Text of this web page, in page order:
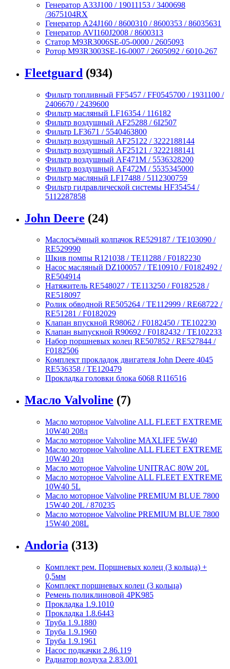
Генератор A33J100 / 19011153 / 3400698
/3675104RX
Генератор A24J160 / 8600310 / 8600353 / 86035631
Генератор AVI160J2008 / 8600313
Статор M93R3006SE-05-0000 / 2605093
Ротор M93R3003SE-16-0007 / 2605092 / 6010-267
Fleetguard (934)
Фильтр топливный FF5457 / FF0545700 / 1931100 /
2406670 / 2439600
Фильтр масляный LF16354 / 116182
Фильтр воздушный AF25288 / 6I2507
Фильтр LF3671 / 5540463800
Фильтр воздушный AF25122 / 3222188144
Фильтр воздушный AF25121 / 3222188141
Фильтр воздушный AF471M / 5536328200
Фильтр воздушный AF472M / 5535345000
Фильтр масляный LF17488 / 5112300759
Фильтр гидравлической системы HF35454 /
5112287858
John Deere (24)
Маслосъёмный колпачок RE529187 / TE103090 /
RE529990
Шкив помпы R121038 / TE11288 / F0182230
Насос масляный DZ100057 / TE10910 / F0182492 /
RE504914
Натяжитель RE548027 / TE113250 / F0182528 /
RE518097
Ролик обводной RE505264 / TE112999 / RE68722 /
RE51281 / F0182029
Клапан впускной R98062 / F0182450 / TE102230
Клапан выпускной R90692 / F0182432 / TE102233
Набор поршневых колец RE507852 / RE527844 /
F0182506
Комплект прокладок двигателя John Deere 4045
RE536358 / TE120479
Прокладка головки блока 6068 R116516
Масло Valvoline (7)
Масло моторное Valvoline ALL FLEET EXTREME
10W40 208л
Масло моторное Valvoline MAXLIFE 5W40
Масло моторное Valvoline ALL FLEET EXTREME
10W40 20л
Масло моторное Valvoline UNITRAC 80W 20L
Масло моторное Valvoline ALL FLEET EXTREME
10W40 5L
Масло моторное Valvoline PREMIUM BLUE 7800
15W40 20L / 870235
Масло моторное Valvoline PREMIUM BLUE 7800
15W40 208L
Andoria (313)
Комплект рем. Поршневых колец (3 кольца) +
0,5мм
Комплект поршневых колец (3 кольца)
Ремень поликлиновой 4PK985
Прокладка 1.9.1010
Прокладка 1.8.6443
Труба 1.9.1880
Труба 1.9.1960
Труба 1.9.1961
Насос подкачки 2.86.119
Радиатор воздуха 2.83.001